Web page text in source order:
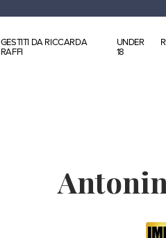
GESTITI DA RICCARDA
RAFFI
UNDER
18